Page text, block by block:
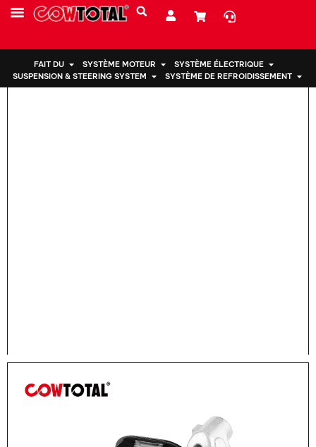
FAIT DU SYSTÈME MOTEUR
SYSTÈME ÉLECTRIQUE
SUSPENSION & STEERING SYSTEM
SYSTÈME DE REFROIDISSEMENT
Maison > Support moteur 50820-SNA-050 PourHONDA